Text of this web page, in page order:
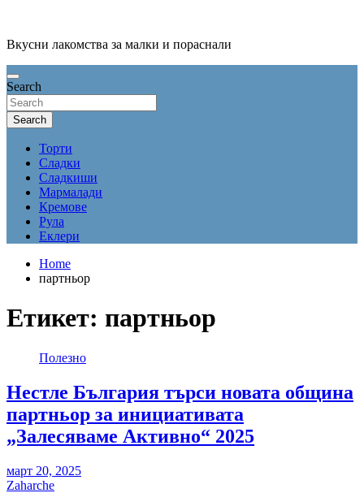
content
Вкусни лакомства за малки и пораснали
Search
Search
Торти
Сладки
Сладкиши
Мармалади
Кремове
Рула
Еклери
Home
партньор
Етикет: партньор
Полезно
Нестле България търси новата община
партньор за инициативата
„Залесяваме Активно“ 2025
март 20, 2025
Zaharche